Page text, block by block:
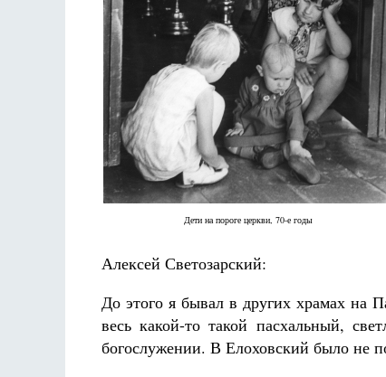
Дети на пороге церкви, 70-е годы
Алексей Светозарский:
До этого я бывал в других храмах на
весь какой-то такой пасхальный,
богослужении. В Елоховский было не